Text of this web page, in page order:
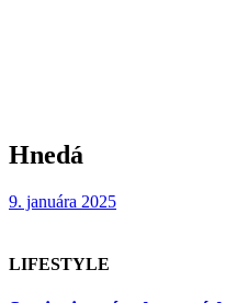
Hnedá
9. januára 2025
LIFESTYLE